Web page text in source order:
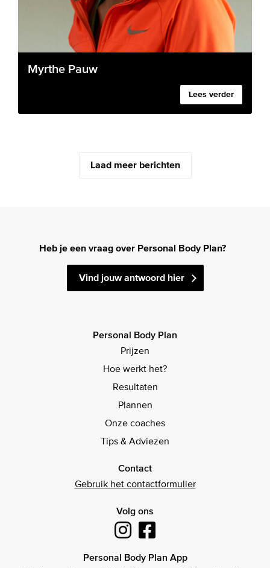
Myrthe Pauw
Lees verder
Laad meer berichten
Heb je een vraag over Personal Body Plan?
Vind jouw antwoord hier
Personal Body Plan
Prijzen
Hoe werkt het?
Resultaten
Plannen
Onze coaches
Tips & Adviezen
Contact
Gebruik het contactformulier
Volg ons
Personal Body Plan App